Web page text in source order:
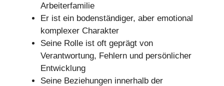
Arbeiterfamilie
Er ist ein bodenständiger, aber emotional
komplexer Charakter
Seine Rolle ist oft geprägt von
Verantwortung, Fehlern und persönlicher
Entwicklung
Seine Beziehungen innerhalb der